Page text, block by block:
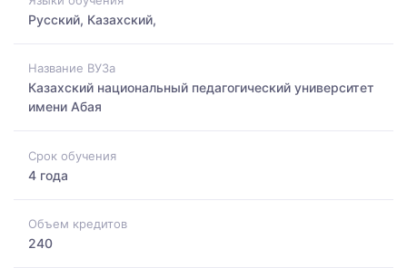
Русский, Казахский,
Название ВУЗа
Казахский национальный педагогический университет
имени Абая
Срок обучения
4 года
Объем кредитов
240